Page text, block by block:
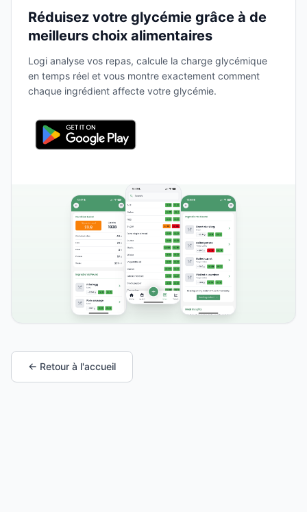
Réduisez votre glycémie grâce à de
meilleurs choix alimentaires
Logi analyse vos repas, calcule la charge glycémique
en temps réel et vous montre exactement comment
chaque ingrédient affecte votre glycémie.
← Retour à l'accueil